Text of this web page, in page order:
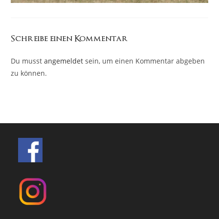
Schreibe einen Kommentar
Du musstangemeldet sein, um einen Kommentar abgeben
zu können.